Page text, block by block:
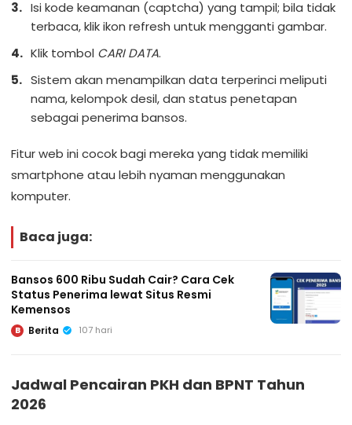
Isi kode keamanan (captcha) yang tampil; bila tidak
terbaca, klik ikon refresh untuk mengganti gambar.
Klik tombol CARI DATA.
Sistem akan menampilkan data terperinci meliputi
nama, kelompok desil, dan status penetapan
sebagai penerima bansos.
Fitur web ini cocok bagi mereka yang tidak memiliki
smartphone atau lebih nyaman menggunakan
komputer.
Baca juga:
Bansos 600 Ribu Sudah Cair? Cara Cek
Status Penerima lewat Situs Resmi
Kemensos
B Berita 107 hari
Jadwal Pencairan PKH dan BPNT Tahun
2026